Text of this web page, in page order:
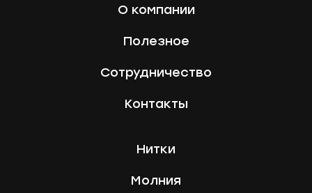
О компании
Полезное
Сотрудничество
Контакты
Нитки
Молния